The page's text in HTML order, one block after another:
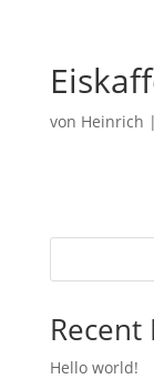
von Heinrich |
Recent
Hello world!